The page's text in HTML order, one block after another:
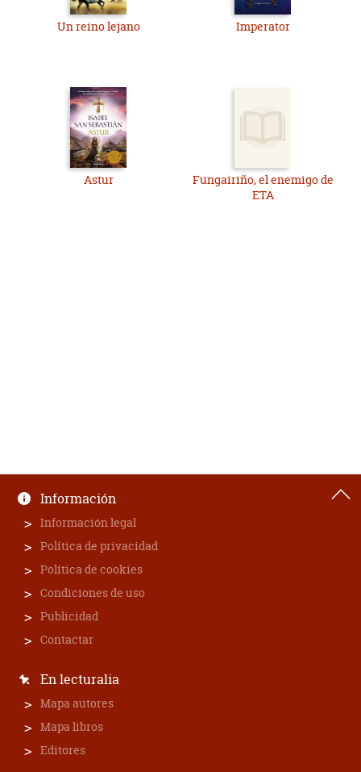
Un reino lejano Imperator
Astur
Fungairiño, el enemigo de
ETA
Información
Información legal
Política de privacidad
Política de cookies
Condiciones de uso
Publicidad
Contactar
En lecturalia
Mapa autores
Mapa libros
Editores